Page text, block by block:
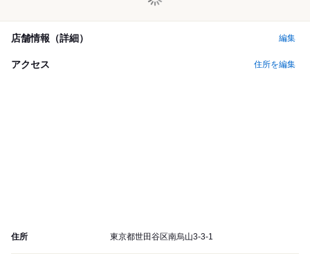
店舗情報（詳細） 編集
アクセス 住所を編集
住所 東京都世田谷区南烏山3-3-1